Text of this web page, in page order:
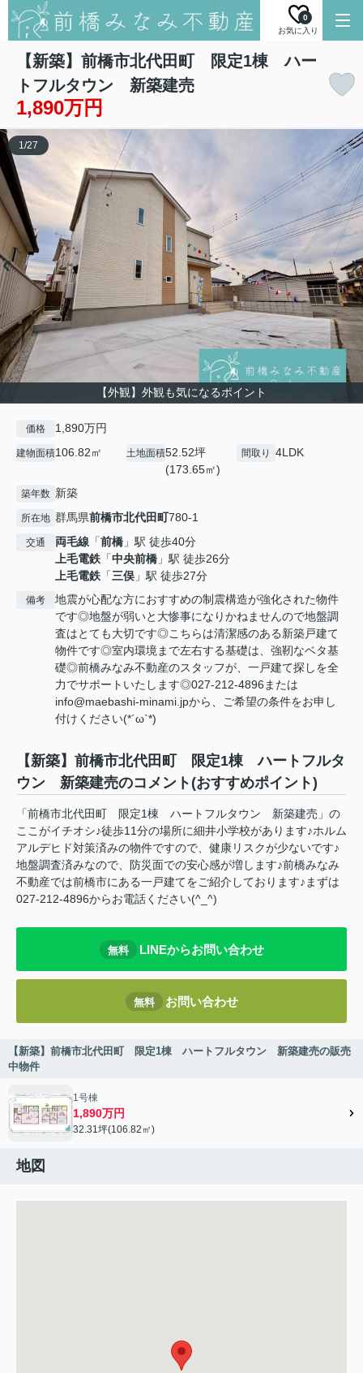
お気に入り
0
【新築】前橋市北代田町 限定1棟 ハー
トフルタウン 新築建売
1,890万円
【外観】外観も気になるポイント
1/27
価格 1,890万円
建物面積106.82㎡ 土地面積52.52坪
(173.65㎡)
間取り 4LDK
築年数 新築
所在地 群馬県前橋市北代田町780-1
交通 両毛線 「前橋 」駅 徒歩40分
上毛電鉄 「中央前橋 」駅 徒歩26分
上毛電鉄 「三俣 」駅 徒歩27分
備考
地震が心配な方におすすめの制震構造が強化された物件
です◎地盤が弱いと大惨事になりかねませんので地盤調
査はとても大切です◎こちらは清潔感のある新築戸建て
物件です◎室内環境まで左右する基礎は、強靭なベタ基
礎◎前橋みなみ不動産のスタッフが、一戸建て探しを全
力でサポートいたします◎027-212-4896または
info@maebashi-minami.jpから、ご希望の条件をお申し
付けください(*´ω`*)
【新築】前橋市北代田町 限定1棟 ハートフルタ
ウン 新築建売のコメント(おすすめポイント)
「前橋市北代田町 限定1棟 ハートフルタウン 新築建売」の
ここがイチオシ♪徒歩11分の場所に細井小学校があります♪ホルム
アルデヒド対策済みの物件ですので、健康リスクが少ないです♪
地盤調査済みなので、防災面での安心感が増します♪前橋みなみ
不動産では前橋市にある一戸建てをご紹介しております♪まずは
027-212-4896からお電話ください(^_^)
無料 LINEからお問い合わせ
無料 お問い合わせ
【新築】前橋市北代田町 限定1棟 ハートフルタウン 新築建売の販売
中物件
1号棟
1,890万円
32.31坪(106.82㎡)
地図